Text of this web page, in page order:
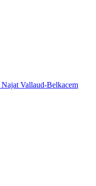
Vallaud-Belkacem